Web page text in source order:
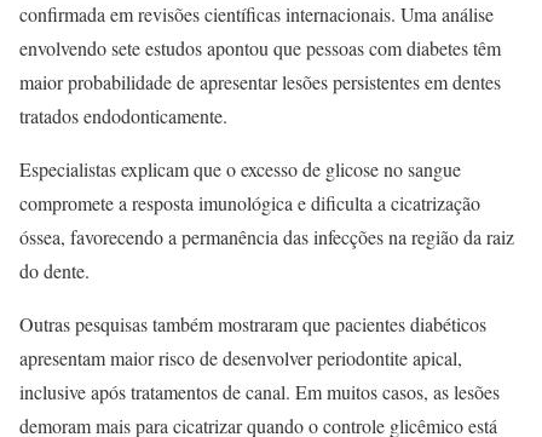
confirmada em revisões científicas internacionais. Uma análise
envolvendo sete estudos apontou que pessoas com diabetes têm
maior probabilidade de apresentar lesões persistentes em dentes
tratados endodonticamente.
Especialistas explicam que o excesso de glicose no sangue
compromete a resposta imunológica e dificulta a cicatrização
óssea, favorecendo a permanência das infecções na região da raiz
do dente.
Outras pesquisas também mostraram que pacientes diabéticos
apresentam maior risco de desenvolver periodontite apical,
inclusive após tratamentos de canal. Em muitos casos, as lesões
demoram mais para cicatrizar quando o controle glicêmico está